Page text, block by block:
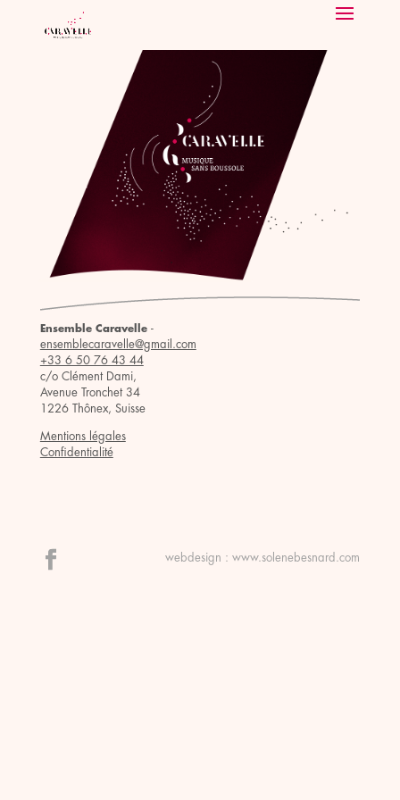
Ensemble Caravelle-
ensemblecaravelle@gmail.com
+33 6 50 76 43 44
c/o Clément Dami,
Avenue Tronchet 34
1226 Thônex, Suisse
Mentions légales
Confidentialité
webdesign :www.solenebesnard.com